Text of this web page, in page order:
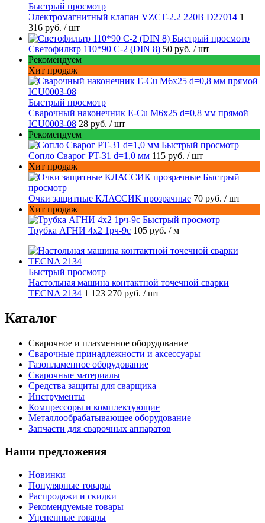
Быстрый просмотр
Электромагнитный клапан VZCT-2.2 220В D27014 1
316 руб. / шт
Быстрый просмотр
Светофильтр 110*90 С-2 (DIN 8) 50 руб. / шт
Рекомендуем
Хит продаж
Быстрый просмотр
Сварочный наконечник E-Cu M6x25 d=0,8 мм прямой
ICU0003-08 28 руб. / шт
Рекомендуем
Быстрый просмотр
Сопло Сварог PT-31 d=1,0 мм 115 руб. / шт
Хит продаж
Быстрый
просмотр
Очки защитные КЛАССИК прозрачные 70 руб. / шт
Хит продаж
Быстрый просмотр
Трубка АГНИ 4х2 1рч-9с 105 руб. / м
Быстрый просмотр
Настольная машина контактной точечной сварки
TECNA 2134 1 123 270 руб. / шт
Каталог
Сварочное и плазменное оборудование
Сварочные принадлежности и аксессуары
Газопламенное оборудование
Сварочные материалы
Средства защиты для сварщика
Инструменты
Компрессоры и комплектующие
Металлообрабатывающее оборудование
Запчасти для сварочных аппаратов
Наши предложения
Новинки
Популярные товары
Распродажи и скидки
Рекомендуемые товары
Уцененные товары